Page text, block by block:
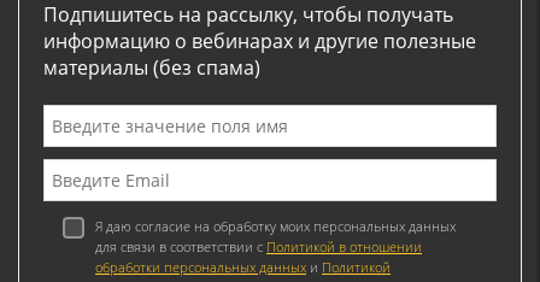
Подпишитесь на рассылку, чтобы получать
информацию о вебинарах и другие полезные
материалы (без спама)
Я даю согласие на обработку моих персональных данных
для связи в соответствии с Политикой в отношении
обработки персональных данных и Политикой